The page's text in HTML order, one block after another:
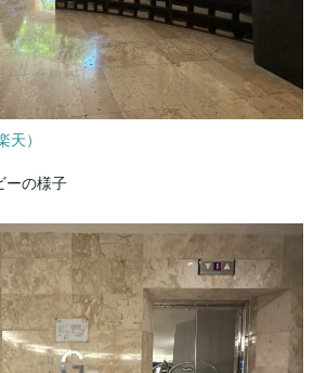
天）
ーの様子